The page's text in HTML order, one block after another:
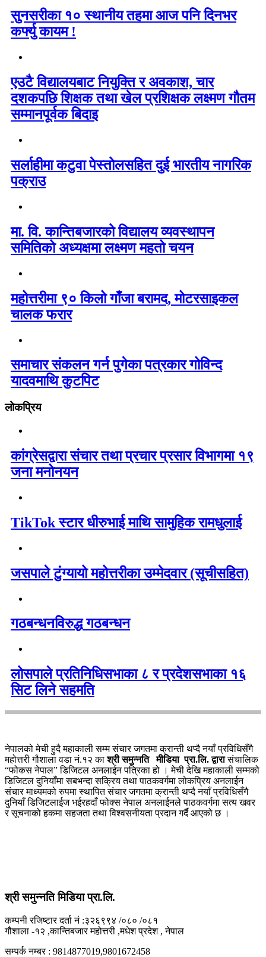
सुनसरीका १० स्थानीय तहमा आज पनि दिनभर
कर्फ्यु कायम !
एउटै विद्यालयबाट नियुक्ति र अवकाश, चार
दशकपछि शिक्षक तथा खेल प्रशिक्षक लक्ष्मण गौतम
सम्मानपूर्वक बिदाइ
सर्लाहीमा कटुवा पेस्तोलसहित दुई भारतीय नागरिक
पक्राउ
मा. वि. कान्तिबजारको विद्यालय व्यवस्थापन
समितिको अध्यक्षमा लक्ष्मण महतो चयन
महोत्तरीमा ९० किलो गाँजा बरामद, मोटरसाइकल
चालक फरार
समाचार संकलन गर्न पुगेका पत्रकार गोविन्द
यादवमाथि कुटपिट
लोकप्रिय
कांग्रेसद्वारा संचार तथा प्रचार प्रसार विभागमा १९
जना मनोनयन
TikTok स्टार धीरुभाई माथि सामुहिक रामधुलाई
जसपाले टुंग्यायो महोत्तरीका उम्मेदवार (सूचीसहित)
गठबन्धनविरुद्ध गठबन्धन
लोसपाले प्रतिनिधिसभाका ८ र प्रदेशसभाका १६
सिट लिने सहमति
नेपालको मेची हुदै महाकाली सम्म संचार जगतमा क्रान्ती थप्दै नयाँ प्रविधिसँगै
महोत्तरी गौशाला वडा नं.१२ काश्री समुन्नति मीडिया प्रा.लि. द्वारासंचालिक
“फोकस नेपाल” डिजिटल अनलाईन पत्रिका हो । मेची देखि महाकाली सम्मको
डिजिटल दुनियाँमा सबभन्दा सक्रिय तथा पाठकवर्गमा लोकप्रिय अनलाईन
संचार माध्यमको रुपमा स्थापित संचार जगतमा क्रान्ती थप्दै नयाँ प्रविधिसँगै
दुनियाँ डिजिटलाईज भईरहदाँ फोक्स नेपाल अनलाईनले पाठकवर्गमा सत्य खवर
र सूचनाको हकमा सहजता तथा विश्वसनीयता प्रदान गर्दै आएको छ ।
श्री समुन्नति मिडिया प्रा.लि.
कम्पनी रजिष्टार दर्ता नं :३२६९९४ /०८० /०८१
गौशाला -१२ ,कान्तिबजार महोत्तरी ,मधेश प्रदेश , नेपाल
सम्पर्क नम्बर : 9814877019,9801672458